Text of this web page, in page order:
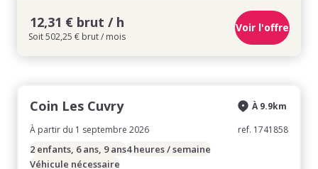
12,31 € brut / h
Soit 502,25 € brut / mois
Voir l'offre
Coin Les Cuvry
À partir du 1 septembre 2026
À 9.9km
ref. 1741858
2 enfants, 6 ans, 9 ans4 heures / semaine
Véhicule nécessaire